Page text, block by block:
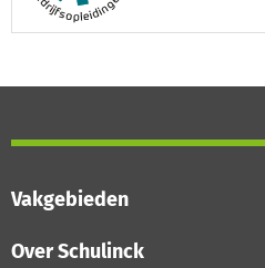
Vakgebieden
Over Schulinck